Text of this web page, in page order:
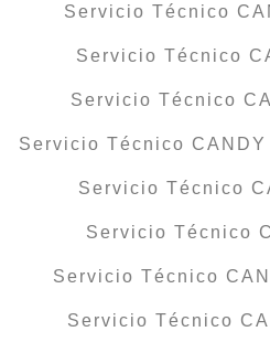
Servicio Técnico
Servicio Técnico
Servicio Técnico
Servicio Técnico
Servicio Técnico
Servicio Técnico
Servicio Técnico
Servicio Técnico